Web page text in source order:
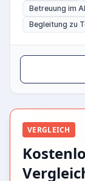
Betreuung im
Begleitung zu
VERGLEICH